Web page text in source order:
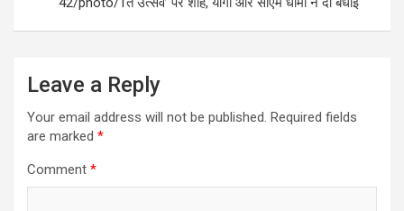
Leave a Reply
Your email address will not be published. Required fields
are marked *
Comment *